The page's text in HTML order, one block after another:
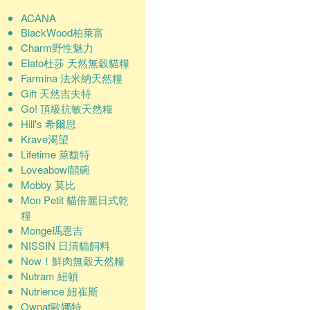
ACANA
BlackWood柏萊富
Charm野性魅力
Elato杜莎 天然無穀貓糧
Farmina 法米納天然糧
Gift 天然吉夫特
Go! 頂級抗敏天然糧
Hill's 希爾思
Krave渴望
Lifetime 萊馥特
Loveabowl囍碗
Mobby 莫比
Mon Petit 貓倍麗日式乾
糧
Monge瑪恩吉
NISSIN 日清貓飼料
Now！鮮肉無穀天然糧
Nutram 紐頓
Nutrience 紐崔斯
Ownat歐娜特